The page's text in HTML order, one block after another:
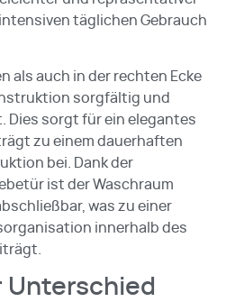
täglichen Gebrauch
als auch in der rechten Ecke
sorgfältig und
Dies sorgt für ein elegantes
zu einem dauerhaften
bei. Dank der
ist der Waschraum
was zu einer
innerhalb des
Unterschied